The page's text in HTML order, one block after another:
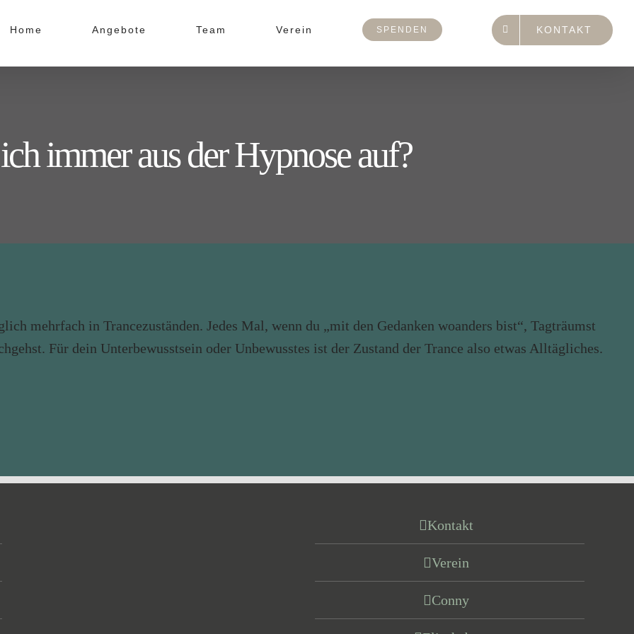
Home Angebote Team Verein SPENDEN KONTAKT
immer aus der Hypnose auf?
mehrfach in Trancezuständen. Jedes Mal, wenn du „mit den Gedanken woanders bist“, Tagträumst
Für dein Unterbewusstsein oder Unbewusstes ist der Zustand der Trance also etwas Alltägliches.
Kontakt
Verein
Conny